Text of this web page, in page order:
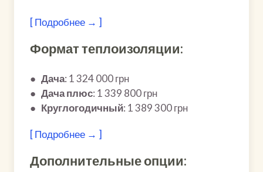
[ Подробнее → ]
Формат теплоизоляции:
● Дача: 1 324 000 грн
● Дача плюс: 1 339 800 грн
● Круглогодичный: 1 389 300 грн
[ Подробнее → ]
Дополнительные опции: